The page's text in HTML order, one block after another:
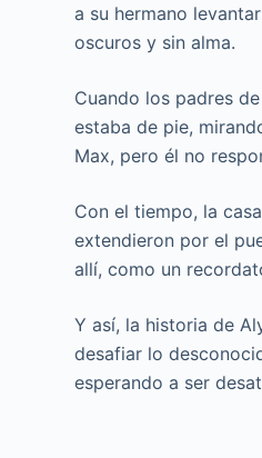
a su hermano
oscuros y sin alma.
Cuando los padres
estaba de pie,
Max, pero él no
Con el tiempo, la
extendieron por el
allí, como un
Y así, la historia de
desafiar lo
esperando a ser